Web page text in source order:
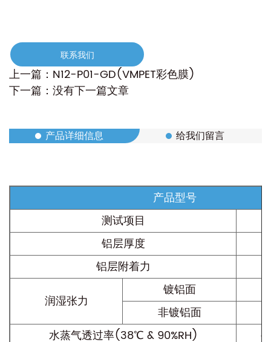
联系我们
上一篇：N12-P01-GD(VMPET彩色膜)
下一篇：没有下一篇文章
产品详细信息 给我们留言
产品型号
测试项目
铝层厚度
铝层附着力
润湿张力
镀铝面
非镀铝面
水蒸气透过率(38℃ & 90%RH)